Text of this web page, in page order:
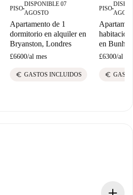
PISO■
DISPONIBLE 07
AGOSTO
Apartamento de 1
dormitorio en alquiler en
Bryanston, Londres
£6600/al mes
euro GASTOS INCLUIDOS
PISO■
en
£6300/al
euro